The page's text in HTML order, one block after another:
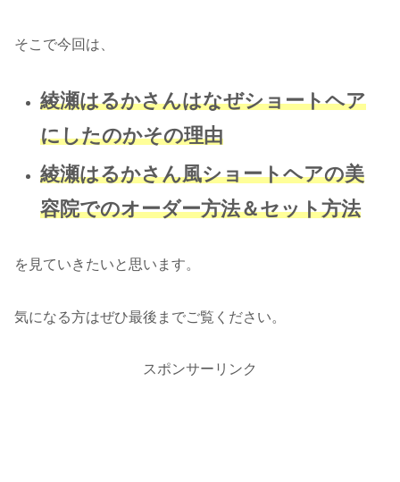
そこで今回は、
綾瀬はるかさんはなぜショートヘア
にしたのかその理由
綾瀬はるかさん風ショートヘアの美
容院でのオーダー方法＆セット方法
を見ていきたいと思います。
気になる方はぜひ最後までご覧ください。
スポンサーリンク